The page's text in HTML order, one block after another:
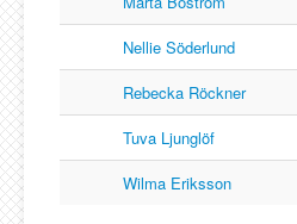
Nellie Söderlund
Rebecka Röckner
Tuva Ljunglöf
Wilma Eriksson